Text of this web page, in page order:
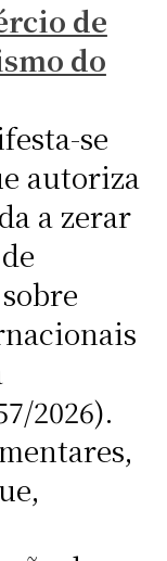
de
do
se
autoriza
a zerar
2026).